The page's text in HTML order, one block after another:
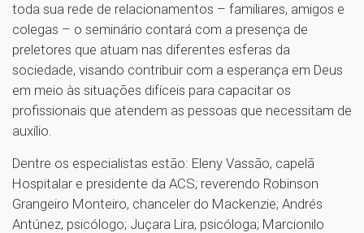
toda sua rede de relacionamentos – familiares, amigos e
colegas – o seminário contará com a presença de
preletores que atuam nas diferentes esferas da
sociedade, visando contribuir com a esperança em Deus
em meio às situações difíceis para capacitar os
profissionais que atendem as pessoas que necessitam de
auxílio.
Dentre os especialistas estão: Eleny Vassão, capelã
Hospitalar e presidente da ACS; reverendo Robinson
Grangeiro Monteiro, chanceler do Mackenzie; Andrés
Antúnez, psicólogo; Juçara Lira, psicóloga; Marcionilo